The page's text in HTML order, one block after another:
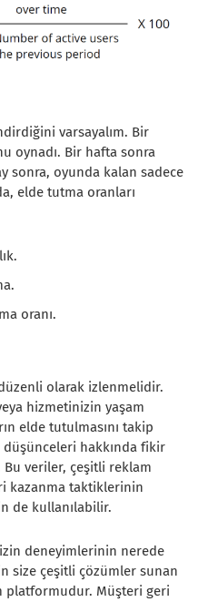
varsayalım. Bir
oynadı. Bir hafta sonra
sonra, oyunda kalan sadece
elde tutma oranları
oranı.
olarak izlenmelidir.
hizmetinizin yaşam
elde tutulmasını takip
hakkında fikir
Bu veriler, çeşitli reklam
kazanma taktiklerinin
de kullanılabilir.
deneyimlerinin nerede
size çeşitli çözümler sunan
platformudur. Müşteri geri